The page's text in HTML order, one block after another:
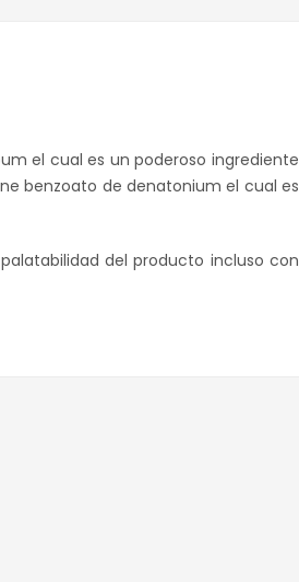
el cual es un poderoso ingrediente
benzoato de denatonium el cual es
del producto incluso con